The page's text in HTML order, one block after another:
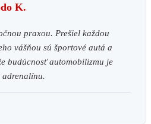
K.
praxou. Prešiel každou
vášňou sú športové autá a
budúcnosť automobilizmu je
adrenalínu.